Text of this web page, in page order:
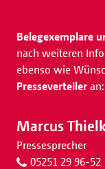
Belegexemplare
nach weiteren
ebenso wie
Presseverteiler an:
Marcus
Pressesprecher
05251 29 96-52